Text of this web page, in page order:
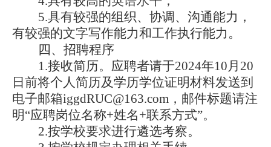
5.具有较强的组织、协调、沟通能力，
有较强的文字写作能力和工作执行能力。
四、招聘程序
1.接收简历。应聘者请于2024年10月 20
日前将个人简历及学历学位证明材料发送到
电子邮箱iggdRUC@163.com，邮件标题请注
明“应聘岗位名称+姓名+联系方式”。
2.按学校要求进行遴选考察。